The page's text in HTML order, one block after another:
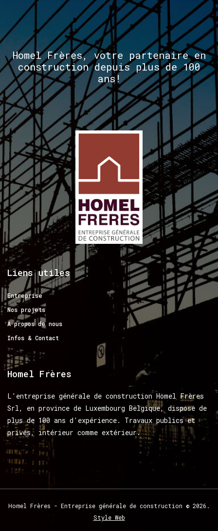
Homel Frères, votre partenaire en
construction depuis plus de 100
ans!
Liens utiles
Entreprise
Nos projets
A propos de nous
Infos & Contact
Homel Frères
L'entreprise générale de construction Homel Frères
Srl, en province de Luxembourg Belgique, dispose de
plus de 100 ans d'expérience. Travaux publics et
privés, intérieur comme extérieur.
Homel Frères - Entreprise générale de construction © 2026.
Style Web